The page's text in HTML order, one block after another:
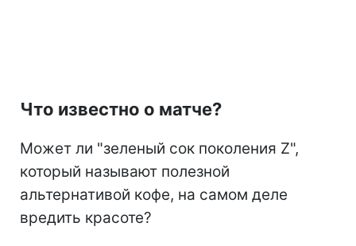
Что известно о матче?
Может ли "зеленый сок поколения Z",
который называют полезной
альтернативой кофе, на самом деле
вредить красоте?